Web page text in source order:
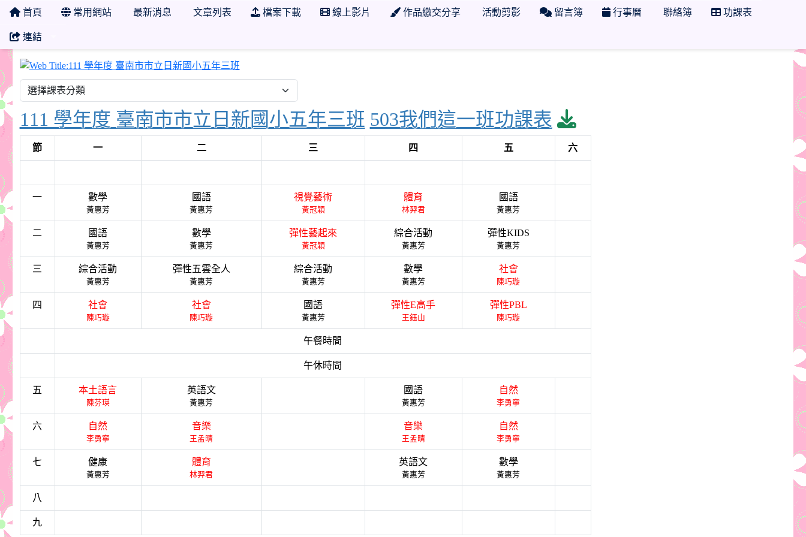
首頁 常用網站 最新消息 文章列表 檔案下載 線上影片 作品繳交分享 活動剪影 留言簿 行事曆 聯絡簿 功課表
連結
111 學年度 臺南市市立日新國小五年三班
111 學年度 臺南市市立日新國小五年三班 503我們這一班功課表 download pdf
節 一 二 三 四 五 六
一 數學
黃惠芳
國語
黃惠芳
視覺藝術
黃冠穎
體育
林羿君
國語
黃惠芳
二 國語
黃惠芳
數學
黃惠芳
彈性藝起來
黃冠穎
綜合活動
黃惠芳
彈性KIDS
黃惠芳
三 綜合活動
黃惠芳
彈性五雲全人
黃惠芳
綜合活動
黃惠芳
數學
黃惠芳
社會
陳巧璇
四 社會
陳巧璇
社會
陳巧璇
國語
黃惠芳
彈性E高手
王鈺山
彈性PBL
陳巧璇
午餐時間
午休時間
五 本土語言
陳芬瑛
英語文
黃惠芳
國語
黃惠芳
自然
李勇寧
六 自然
李勇寧
音樂
王孟晴
音樂
王孟晴
自然
李勇寧
七 健康
黃惠芳
體育
林羿君
英語文
黃惠芳
數學
黃惠芳
八
九